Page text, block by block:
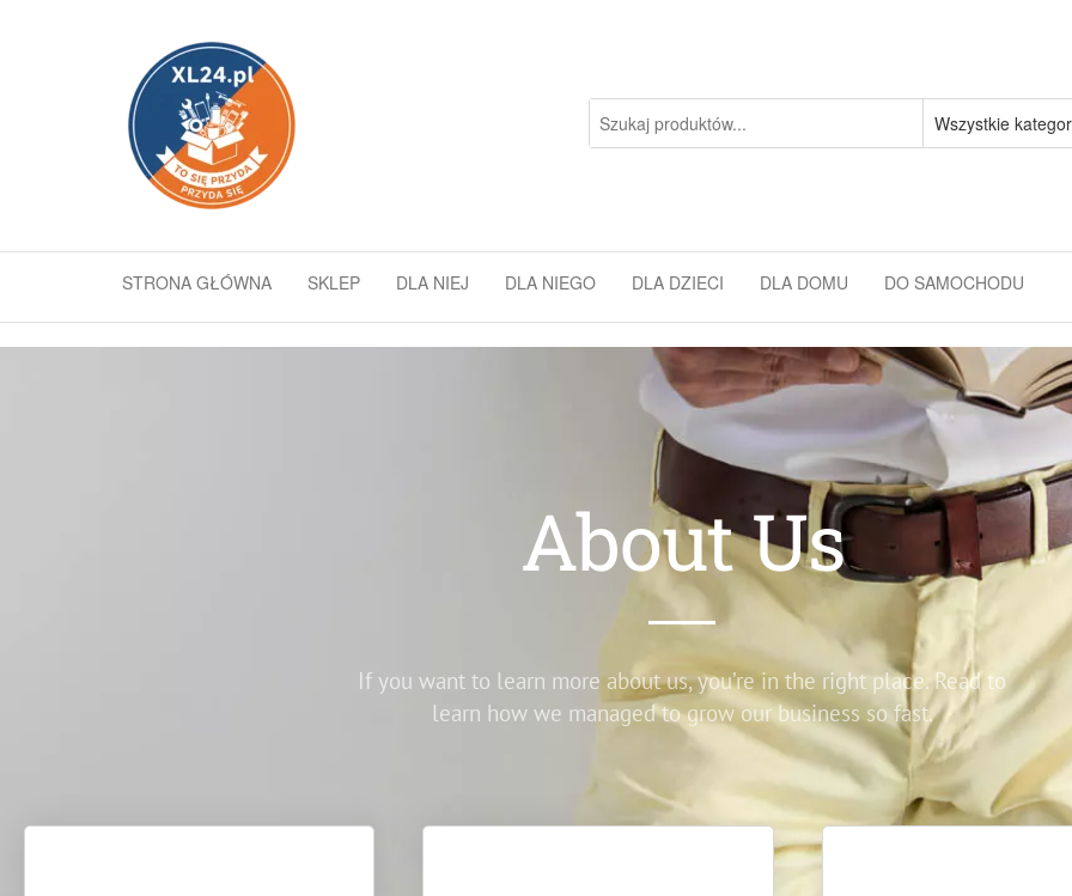
STRONA GŁÓWNA SKLEP DLA NIEJ DLA NIEGO DLA DZIECI DLA DOMU DO SAMOCHODU
About Us
If you want to learn more about us, you’re in the right place. Read to
learn how we managed to grow our business so fast.